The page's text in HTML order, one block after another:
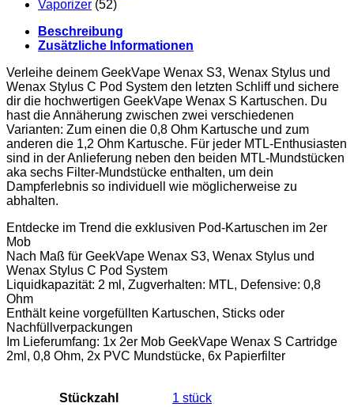
Vaporizer (52)
Beschreibung
Zusätzliche Informationen
Verleihe deinem GeekVape Wenax S3, Wenax Stylus und
Wenax Stylus C Pod System den letzten Schliff und sichere
dir die hochwertigen GeekVape Wenax S Kartuschen. Du
hast die Annäherung zwischen zwei verschiedenen
Varianten: Zum einen die 0,8 Ohm Kartusche und zum
anderen die 1,2 Ohm Kartusche. Für jeder MTL-Enthusiasten
sind in der Anlieferung neben den beiden MTL-Mundstücken
aka sechs Filter-Mundstücke enthalten, um dein
Dampferlebnis so individuell wie möglicherweise zu
abhalten.
Entdecke im Trend die exklusiven Pod-Kartuschen im 2er
Mob
Nach Maß für GeekVape Wenax S3, Wenax Stylus und
Wenax Stylus C Pod System
Liquidkapazität: 2 ml, Zugverhalten: MTL, Defensive: 0,8
Ohm
Enthält keine vorgefüllten Kartuschen, Sticks oder
Nachfüllverpackungen
Im Lieferumfang: 1x 2er Mob GeekVape Wenax S Cartridge
2ml, 0,8 Ohm, 2x PVC Mundstücke, 6x Papierfilter
Stückzahl ‎1 stück